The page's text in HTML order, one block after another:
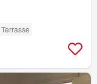
Terrasse